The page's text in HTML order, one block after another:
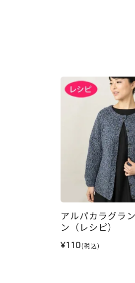
アルパカラグラ
ン（レシピ）
¥110(税込)